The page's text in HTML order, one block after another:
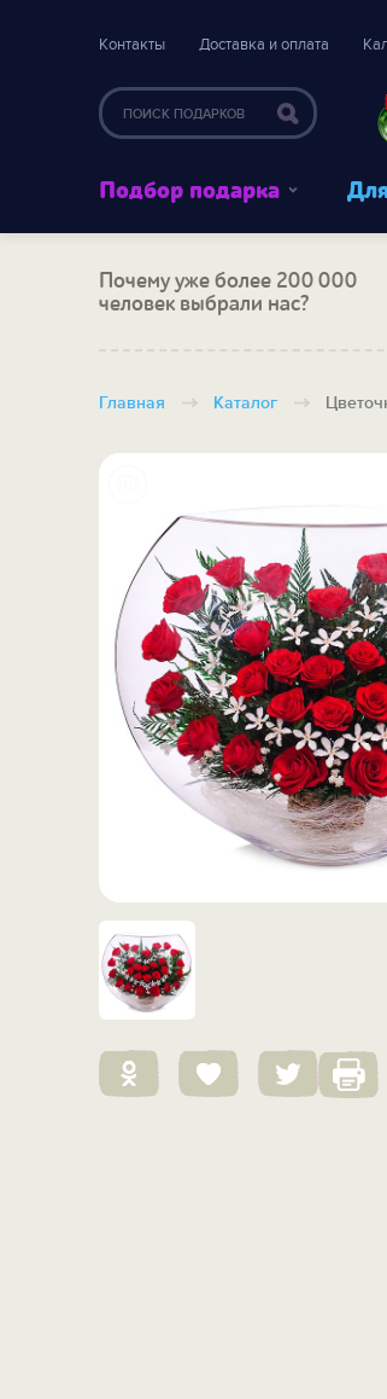
Контакты Доставка и оплата
Подбор подарка
Почему уже более 200 000
человек выбрали нас?
Главная Каталог